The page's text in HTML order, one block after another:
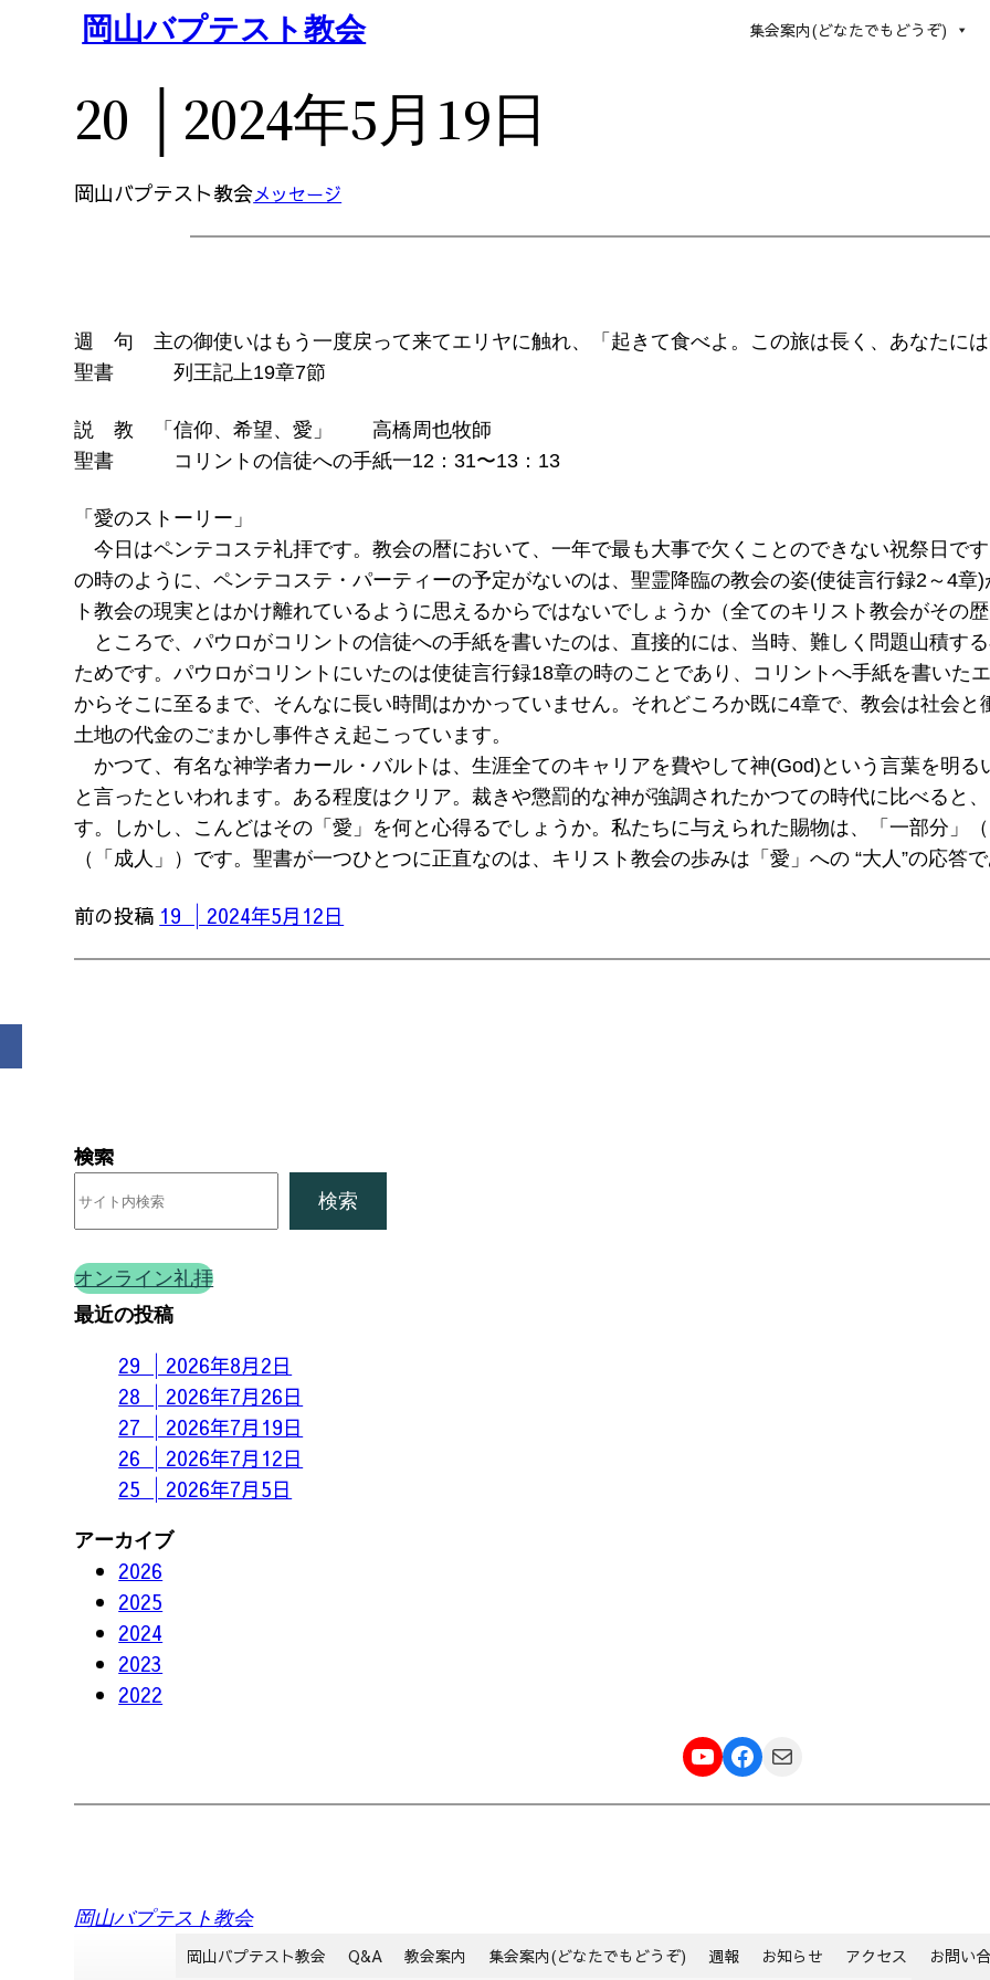
岡山バプテスト教会 集会案内(どなたでもどうぞ)
20 │2024年5月19日
岡山バプテスト教会メッセージ
週 句 主の御使いはもう一度戻って来てエリヤに触れ、「起きて食べよ。この旅は長く、あなたには
聖書 列王記上19章7節
説 教 「信仰、希望、愛」 高橋周也牧師
聖書 コリントの信徒への手紙一12：31〜13：13
「愛のストーリー」
今日はペンテコステ礼拝です。教会の暦において、一年で最も大事で欠くことのできない祝祭日で
の時のように、ペンテコステ・パーティーの予定がないのは、聖霊降臨の教会の姿(使徒言行録2～4
ト教会の現実とはかけ離れているように思えるからではないでしょうか（全てのキリスト教会がその
ところで、パウロがコリントの信徒への手紙を書いたのは、直接的には、当時、難しく問題山積す
ためです。パウロがコリントにいたのは使徒言行録18章の時のことであり、コリントへ手紙を書いた
からそこに至るまで、そんなに長い時間はかかっていません。それどころか既に4章で、教会は社会
土地の代金のごまかし事件さえ起こっています。
かつて、有名な神学者カール・バルトは、生涯全てのキャリアを費やして神(God)という言葉を明る
と言ったといわれます。ある程度はクリア。裁きや懲罰的な神が強調されたかつての時代に比べると
す。しかし、こんどはその「愛」を何と心得るでしょうか。私たちに与えられた賜物は、「一部分」
（「成人」）です。聖書が一つひとつに正直なのは、キリスト教会の歩みは「愛」への “大人”の応答
前の投稿 19 │2024年5月12日
検索
検索
オンライン礼拝
最近の投稿
29 │2026年8月2日
28 │2026年7月26日
27 │2026年7月19日
26 │2026年7月12日
25 │2026年7月5日
アーカイブ
2026
2025
2024
2023
2022
YouTube
Facebook
メール
岡山バプテスト教会
岡山バプテスト教会
Q&A 教会案内 集会案内(どなたでもどうぞ) 週報 お知らせ アクセス お問い